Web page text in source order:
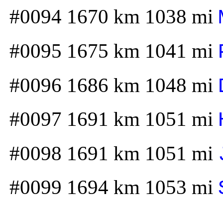
#0094 1670 km 1038 mi
#0095 1675 km 1041 mi
#0096 1686 km 1048 mi
#0097 1691 km 1051 mi
#0098 1691 km 1051 mi
#0099 1694 km 1053 mi